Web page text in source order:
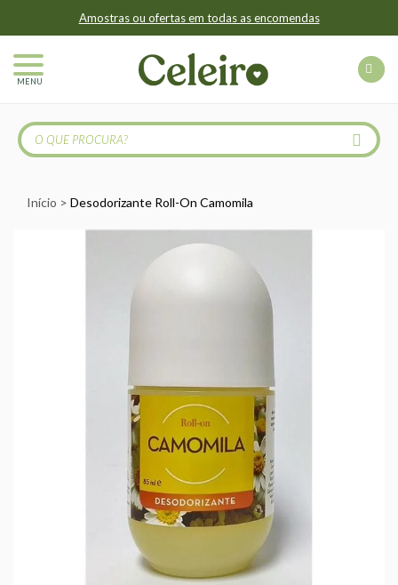
Amostras ou ofertas em todas as encomendas
MENU
Início Desodorizante Roll-On Camomila